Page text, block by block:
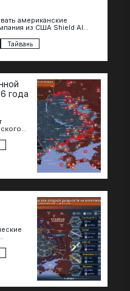
американские
из США Shield AI
Тайвань
года
мере
не…